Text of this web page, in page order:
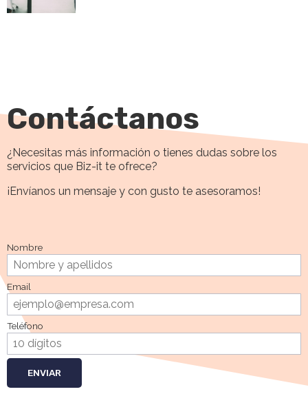
Contáctanos
¿Necesitas más información o tienes dudas sobre los
servicios que Biz-it te ofrece?
¡Envíanos un mensaje y con gusto te asesoramos!
Nombre
Email
Teléfono
ENVIAR